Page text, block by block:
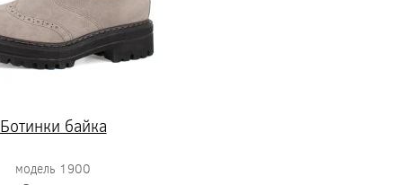
Ботинки байка
модель 1900